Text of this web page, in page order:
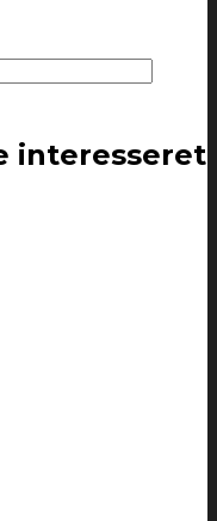
interesseret